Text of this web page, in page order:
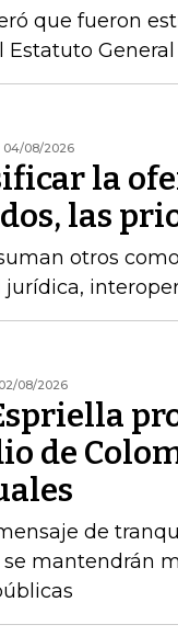
que fueron
Estatuto
04/08/2026
la
las
otros
jurídica,
02/08/2026
de
de
mantendrán